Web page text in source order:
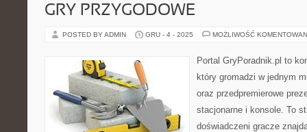
GRY PRZYGODOWE
POSTED BY ADMIN GRU - 4 - 2025 MOŻLIWOŚĆ
Portal GryPoradnik.pl to
który gromadzi w jednym
oraz przedpremierowe
stacjonarne i konsole. To
doświadczeni gracze